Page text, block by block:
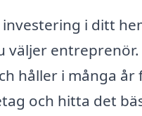
i ditt
väljer
håller i många
och hitta det